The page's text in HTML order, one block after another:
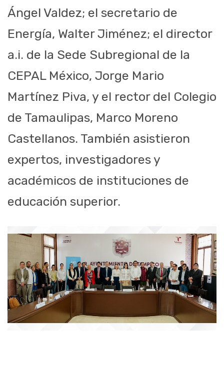
Ángel Valdez; el secretario de
Energía, Walter Jiménez; el director
a.i. de la Sede Subregional de la
CEPAL México, Jorge Mario
Martínez Piva, y el rector del Colegio
de Tamaulipas, Marco Moreno
Castellanos. También asistieron
expertos, investigadores y
académicos de instituciones de
educación superior.